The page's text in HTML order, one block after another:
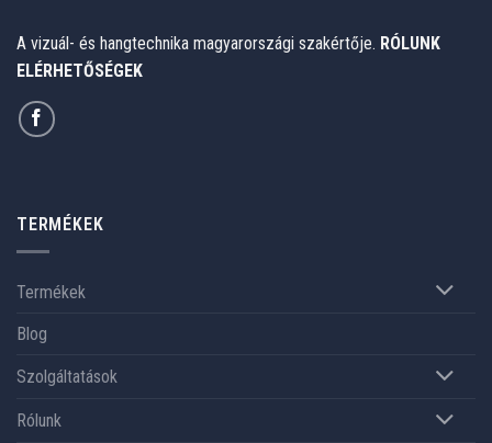
A vizuál- és hangtechnika magyarországi szakértője. RÓLUNK
ELÉRHETŐSÉGEK
TERMÉKEK
Termékek
Blog
Szolgáltatások
Rólunk